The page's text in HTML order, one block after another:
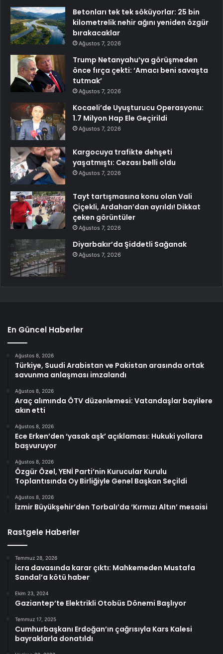
Betonları tek tek söküyorlar: 25 bin
kilometrelik nehir ağını yeniden özgür
bırakacaklar
Ağustos 7, 2026
Trump Netanyahu’ya görüşmeden
önce fırça çekti: ‘Amacı beni savaşta
tutmak’
Ağustos 7, 2026
Kocaeli’de Uyuşturucu Operasyonu:
1.7 Milyon Hap Ele Geçirildi
Ağustos 7, 2026
Kargocuya trafikte dehşeti
yaşatmıştı: Cezası belli oldu
Ağustos 7, 2026
Tayt tartışmasına konu olan Vali
Çiçekli, Ardahan’dan ayrıldı! Dikkat
çeken görüntüler
Ağustos 7, 2026
Diyarbakır’da Şiddetli Sağanak
Ağustos 7, 2026
En Güncel Haberler
Ağustos 8, 2026
Türkiye, Suudi Arabistan ve Pakistan arasında ortak
savunma anlaşması imzalandı
Ağustos 8, 2026
Araç alımında ÖTV düzenlemesi: Vatandaşlar bayilere
akın etti
Ağustos 8, 2026
Ece Erken’den ‘yasak aşk’ açıklaması: Hukuki yollara
başvuruyor
Ağustos 8, 2026
Özgür Özel, YENİ Parti’nin Kurucular Kurulu
Toplantısında Oy Birliğiyle Genel Başkan Seçildi
Ağustos 8, 2026
İzmir Büyükşehir’den Torbalı’da ‘Kırmızı Altın’ mesaisi
Rastgele Haberler
Temmuz 28, 2026
İcra davasında karar çıktı: Mahkemeden Mustafa
Sandal’a kötü haber
Ekim 23, 2024
Gaziantep’te Elektrikli Otobüs Dönemi Başlıyor
Temmuz 17, 2025
Cumhurbaşkanı Erdoğan’ın çağrısıyla Kars Kalesi
bayraklarla donatıldı